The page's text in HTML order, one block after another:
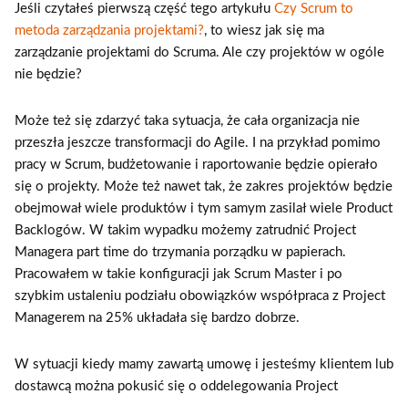
Jeśli czytałeś pierwszą część tego artykułu Czy Scrum to
metoda zarządzania projektami?, to wiesz jak się ma
zarządzanie projektami do Scruma. Ale czy projektów w ogóle
nie będzie?
Może też się zdarzyć taka sytuacja, że cała organizacja nie
przeszła jeszcze transformacji do Agile. I na przykład pomimo
pracy w Scrum, budżetowanie i raportowanie będzie opierało
się o projekty. Może też nawet tak, że zakres projektów będzie
obejmował wiele produktów i tym samym zasilał wiele Product
Backlogów. W takim wypadku możemy zatrudnić Project
Managera part time do trzymania porządku w papierach.
Pracowałem w takie konfiguracji jak Scrum Master i po
szybkim ustaleniu podziału obowiązków współpraca z Project
Managerem na 25% układała się bardzo dobrze.
W sytuacji kiedy mamy zawartą umowę i jesteśmy klientem lub
dostawcą można pokusić się o oddelegowania Project